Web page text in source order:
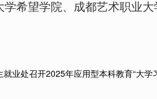
学希望学院、成都艺术职业
就业处召开2025年应用型本科教育“大学